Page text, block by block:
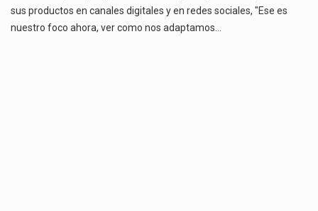
sus productos en canales digitales y en redes sociales, "Ese es
nuestro foco ahora, ver como nos adaptamos…